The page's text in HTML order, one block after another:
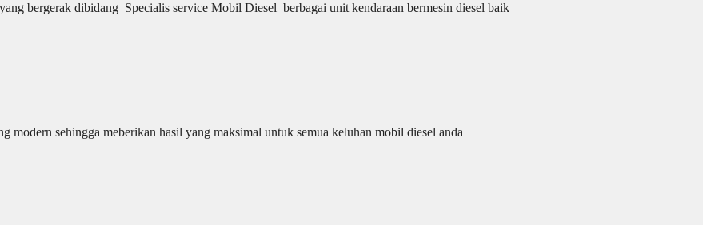
bergerak dibidang Specialis service Mobil Diesel berbagai unit kendaraan bermesin diesel baik
sehingga meberikan hasil yang maksimal untuk semua keluhan mobil diesel anda